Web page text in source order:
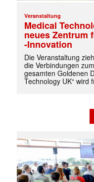
Veranstaltung
Medical
neues Zentrum
-Innovation
Die Veranstaltung
die Verbindungen
gesamten Goldenen
Technology UK“